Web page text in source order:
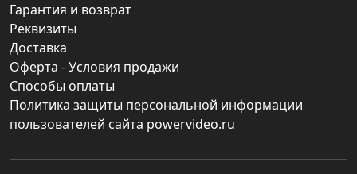
Гарантия и возврат
Реквизиты
Доставка
Оферта - Условия продажи
Способы оплаты
Политика защиты персональной информации
пользователей сайта powervideo.ru